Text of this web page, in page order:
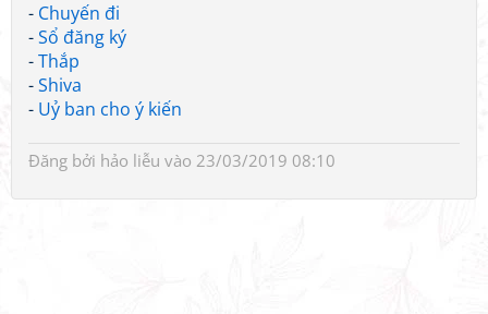
- Chuyến đi
-Sổ đăng ký
-Thắp
-Shiva
- Uỷ ban cho ý kiến
Đăng bởi hảo liễu vào 23/03/2019 08:10